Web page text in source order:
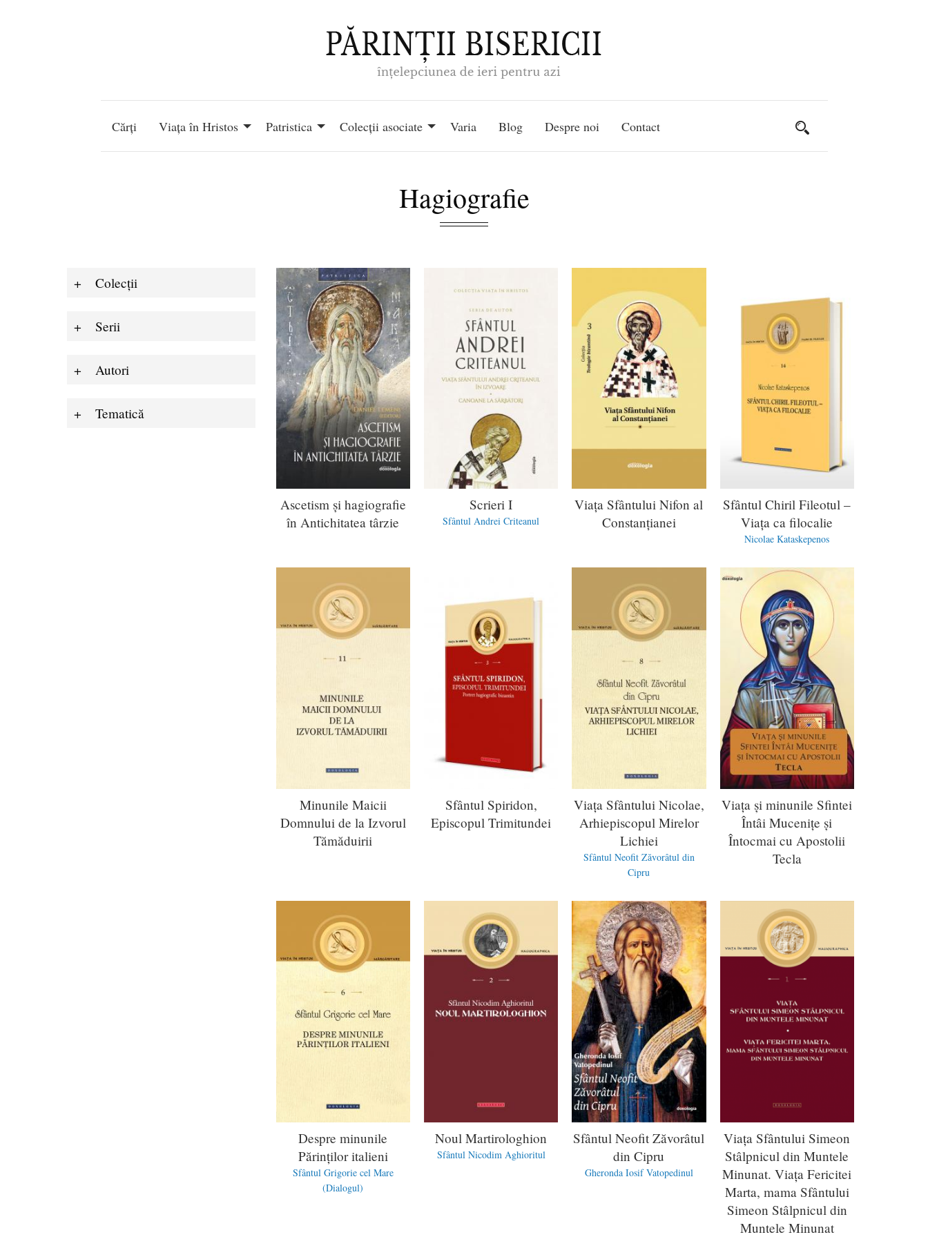
Cărți Viața în Hristos Patristica Colecții asociate Varia Blog Despre noi Contact
Hagiografie
Colecții
Serii
Autori
Tematică
Ascetism şi hagiografie
în Antichitatea târzie
Scrieri I
Sfântul Andrei Criteanul
Viaţa Sfântului Nifon al
Constanţianei
Sfântul Chiril Fileotul –
Viața ca filocalie
Nicolae Kataskepenos
Minunile Maicii
Domnului de la Izvorul
Tămăduirii
Sfântul Spiridon,
Episcopul Trimitundei
Viața Sfântului Nicolae,
Arhiepiscopul Mirelor
Lichiei
Sfântul Neofit Zăvorâtul din
Cipru
Viața și minunile Sfintei
Întâi Mucenițe și
Întocmai cu Apostolii
Tecla
Despre minunile
Părinților italieni
Sfântul Grigorie cel Mare
(Dialogul)
Noul Martirologhion
Sfântul Nicodim Aghioritul
Sfântul Neofit Zăvorâtul
din Cipru
Gheronda Iosif Vatopedinul
Viața Sfântului Simeon
Stâlpnicul din Muntele
Minunat. Viața Fericitei
Marta, mama Sfântului
Simeon Stâlpnicul din
Muntele Minunat